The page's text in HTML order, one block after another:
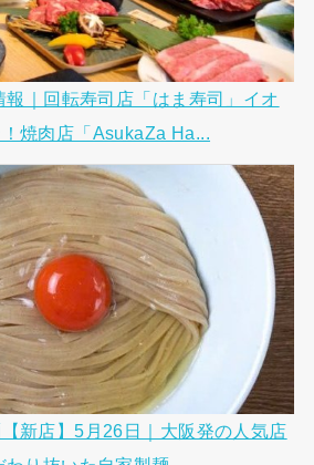
報｜回転寿司店「はま寿司」イオ
焼肉店「AsukaZa Ha...
【新店】5月26日｜大阪発の人気店